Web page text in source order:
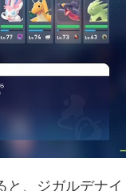
と、ジガルデナイ